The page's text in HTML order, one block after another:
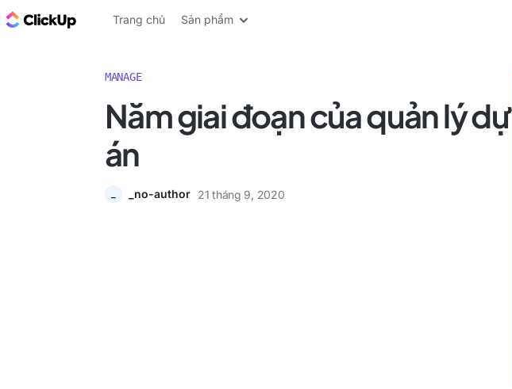
ClickUp Blog
Trang chủ Sản phẩm
MANAGE
Năm giai đoạn của quản lý dự
án
_no-author 21 tháng 9, 2020